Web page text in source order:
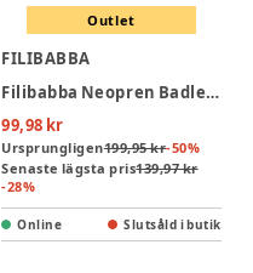
Outlet
FILIBABBA
Filibabba Neopren Badleksak - Unicorns
99,98 kr
Ursprungligen199,95 kr-50%
Senaste lägsta pris139,97 kr
-28%
Online Slutsåld i butik